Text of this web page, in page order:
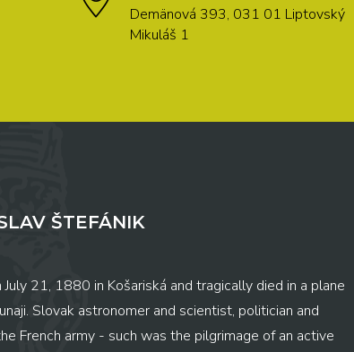
Demänová 393, 031 01 Liptovský
Mikuláš 1
ŠTEFÁNIK
21, 1880 in Košariská and tragically died in a plane
Slovak astronomer and scientist, politician and
French army - such was the pilgrimage of an active